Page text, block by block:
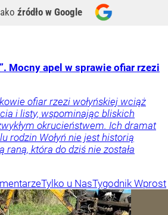
źródło w Google
Mocny apel w sprawie ofiar rzezi
ofiar rzezi wołyńskiej wciąż
i listy, wspominając bliskich
okrucieństwem. Ich dramat
rodzin Wołyń nie jest historią
raną, która do dziś nie została
Tylko u NasTygodnik Wprost